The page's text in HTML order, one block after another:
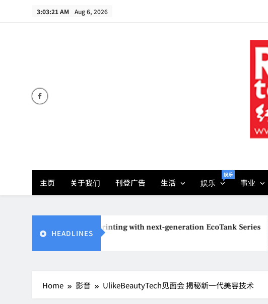
3:03:22 AM Aug 6, 2026
主页 关于我们 刊登广告 生活 娱乐
娱乐
事业
HEADLINES
affordable printing with next-generation EcoTank Series
Home 影音 UlikeBeautyTech见面会 揭秘新一代美容技术